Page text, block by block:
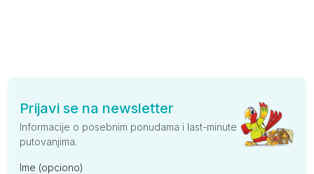
Prijavi se na newsletter
Informacije o posebnim ponudama i last-minute
putovanjima.
Ime (opciono)